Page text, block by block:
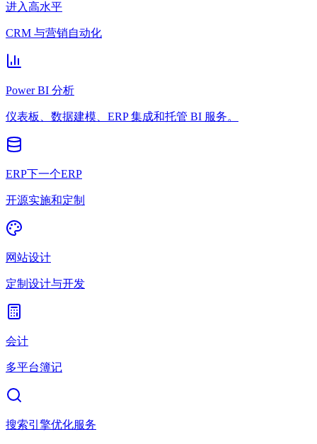
进入高水平
CRM 与营销自动化
Power BI 分析
仪表板、数据建模、ERP 集成和托管 BI 服务。
ERP下一个ERP
开源实施和定制
网站设计
定制设计与开发
会计
多平台簿记
搜索引擎优化服务